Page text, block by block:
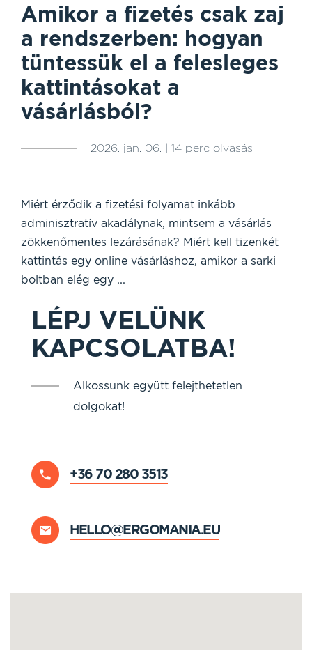
Amikor a fizetés csak zaj
a rendszerben: hogyan
tüntessük el a felesleges
kattintásokat a
vásárlásból?
2026. jan. 06. | 14 perc olvasás
Miért érződik a fizetési folyamat inkább
adminisztratív akadálynak, mintsem a vásárlás
zökkenőmentes lezárásának? Miért kell tizenkét
kattintás egy online vásárláshoz, amikor a sarki
boltban elég egy ...
LÉPJ VELÜNK
KAPCSOLATBA!
Alkossunk együtt felejthetetlen
dolgokat!
+36 70 280 3513
HELLO@ERGOMANIA.EU